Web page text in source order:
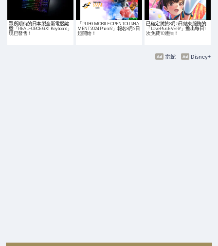
眾所期待的日本製全新電競鍵
盤「REALFORCE GX1 Keyboard」
現已發售！
「PUBG MOBILE OPEN TOURNA
MENT 2024 Phase2」報名8月2日
起開始！
已確定將於8月5日結束服務的
「LovePlus EVERY」推出每日1
次免費10連抽！
Disney+
雷蛇